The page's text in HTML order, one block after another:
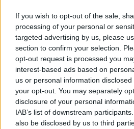
If you wish to opt-out of the sale,
processing of your personal or
targeted advertising by us, please
section to confirm your selection.
opt-out request is processed you
interest-based ads based on
us or personal information
your opt-out. You may separately
disclosure of your personal
IAB’s list of downstream
also be disclosed by us to third
CALCIO
FIORENTINA ROMA
tra squadra e tifosi
29 Gennaio 2019 - 20:20 Sara
Alta tensione tra tifosi e
treno per Firenze dalla
sfida di Coppa Italia
partite parole grosse tra…